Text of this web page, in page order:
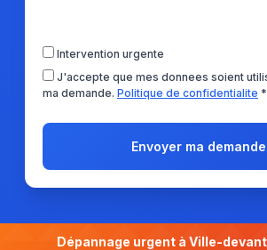
Intervention urgente
J'accepte que mes donnees soient
ma demande. Politique de confidentialite *
Envoyer ma demande
Dépannage urgent à Ville-